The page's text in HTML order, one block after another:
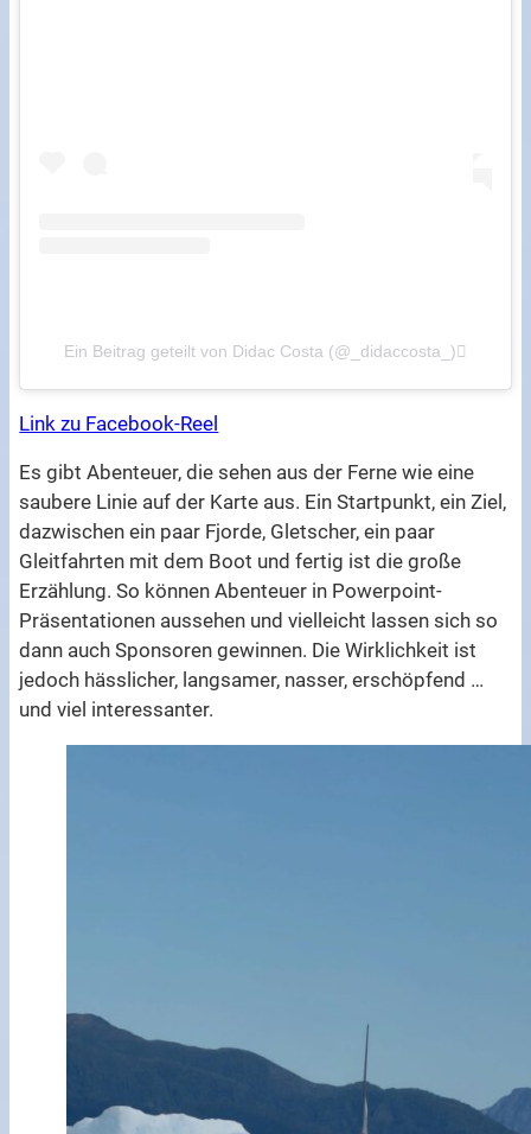
Ein Beitrag geteilt von Didac Costa (@_didaccosta_)
Link zu Facebook-Reel
Es gibt Abenteuer, die sehen aus der Ferne wie eine
saubere Linie auf der Karte aus. Ein Startpunkt, ein Ziel,
dazwischen ein paar Fjorde, Gletscher, ein paar
Gleitfahrten mit dem Boot und fertig ist die große
Erzählung. So können Abenteuer in Powerpoint-
Präsentationen aussehen und vielleicht lassen sich so
dann auch Sponsoren gewinnen. Die Wirklichkeit ist
jedoch hässlicher, langsamer, nasser, erschöpfend …
und viel interessanter.